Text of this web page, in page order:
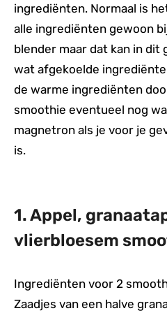
ingrediënten. Normaal is
alle ingrediënten gewoon
blender maar dat kan in dit
wat afgekoelde
de warme ingrediënten
smoothie eventueel nog
magnetron als je voor je
is.
1. Appel,
vlierbloesem
Ingrediënten voor 2
Zaadjes van een halve